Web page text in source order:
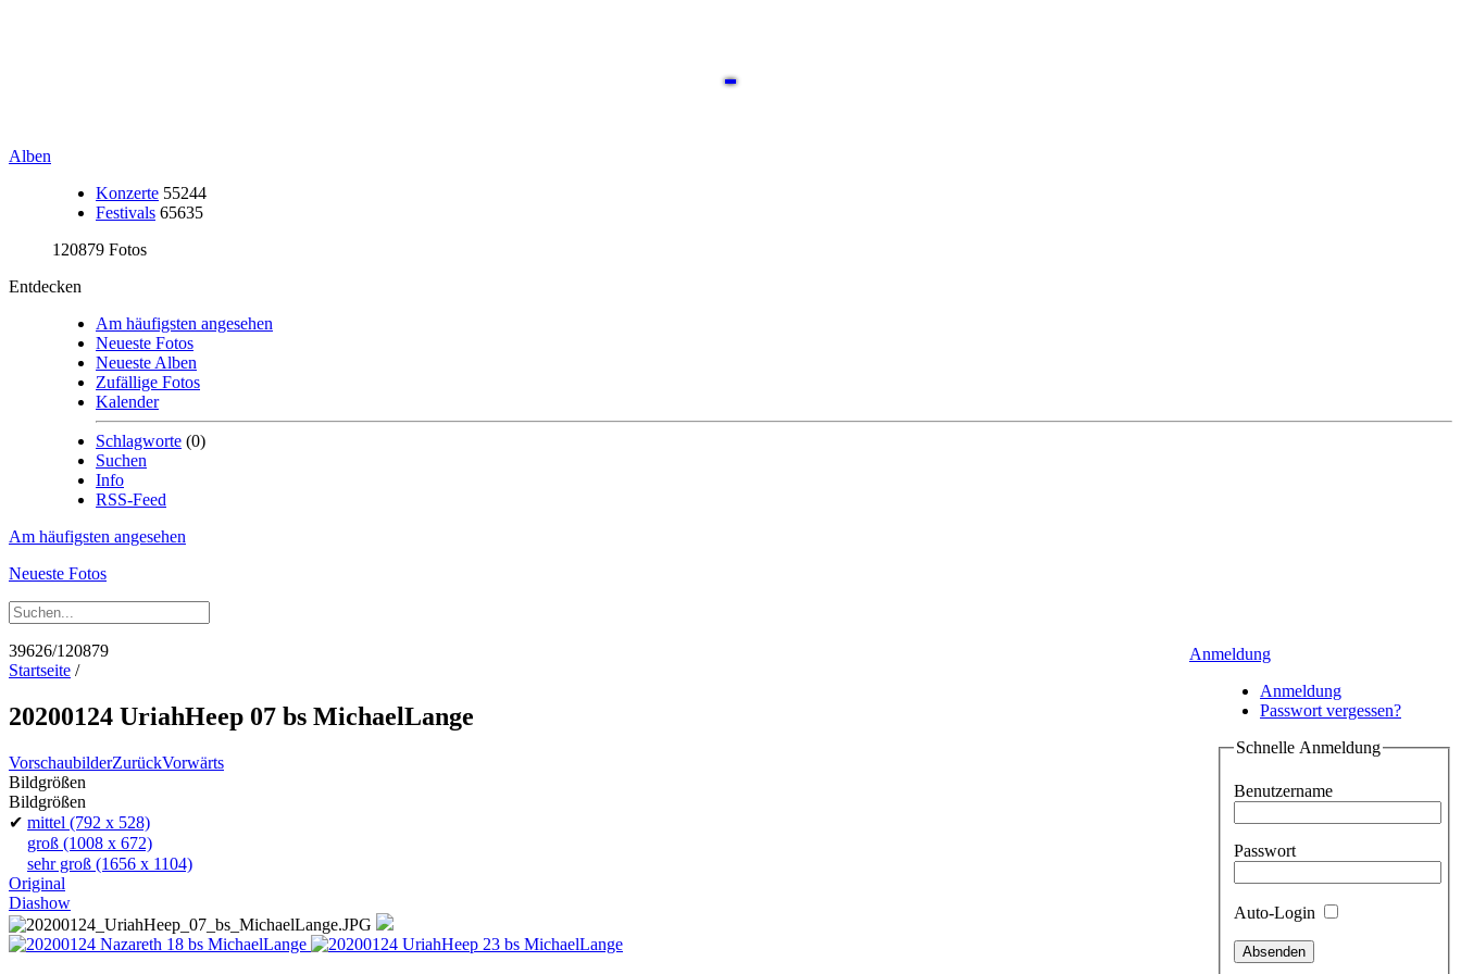
Alben
Konzerte 55244
Festivals 65635
120879 Fotos
Entdecken
Am häufigsten angesehen
Neueste Fotos
Neueste Alben
Zufällige Fotos
Kalender
Schlagworte (0)
Suchen
Info
RSS-Feed
Am häufigsten angesehen
Neueste Fotos
Anmeldung
Anmeldung
Passwort vergessen?
Schnelle Anmeldung
Benutzername
Passwort
Auto-Login
39626/120879
Startseite /
20200124 UriahHeep 07 bs MichaelLange
VorschaubilderZurückVorwärts
Bildgrößen
Bildgrößen
✔ mittel (792 x 528)
groß (1008 x 672)
sehr groß (1656 x 1104)
Original
Diashow